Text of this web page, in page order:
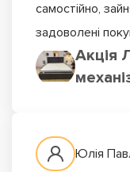
самостійно,
задоволені
Акція
Юлія